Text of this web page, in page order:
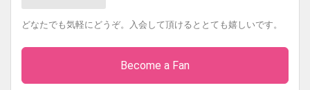
どなたでも気軽にどうぞ。入会して頂けるととても嬉しいです。
Become a Fan